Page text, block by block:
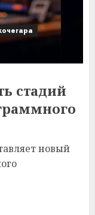
стадий
новый